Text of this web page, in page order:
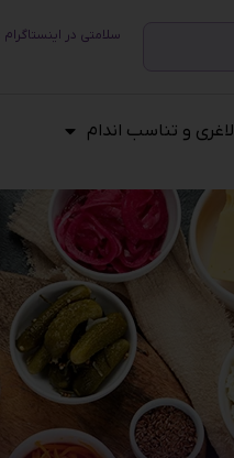
سلامتی در اینستاگرام
لاغری و تناسب اندام